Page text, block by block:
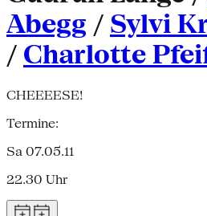
Abegg / Sylvi
/ Charlotte
CHEEEESE!
Termine:
Sa 07.05.11
22.30 Uhr